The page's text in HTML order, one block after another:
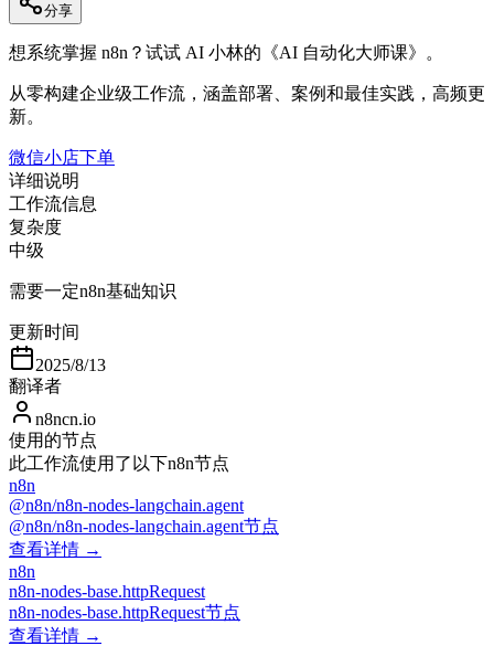
分享
想系统掌握 n8n？试试 AI 小林的《AI 自动化大师课》。
从零构建企业级工作流，涵盖部署、案例和最佳实践，高频更
新。
微信小店下单
详细说明
工作流信息
复杂度
中级
需要一定n8n基础知识
更新时间
2025/8/13
翻译者
n8ncn.io
使用的节点
此工作流使用了以下n8n节点
n8n
@n8n/n8n-nodes-langchain.agent
@n8n/n8n-nodes-langchain.agent节点
查看详情 →
n8n
n8n-nodes-base.httpRequest
n8n-nodes-base.httpRequest节点
查看详情 →